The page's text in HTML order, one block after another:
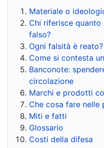
Materiale o
Chi riferisce
falso?
Ogni falsità è reato?
Come si contesta
Banconote:
circolazione
Marchi e prodotti
Che cosa fare nelle
Miti e fatti
Glossario
Costi della difesa